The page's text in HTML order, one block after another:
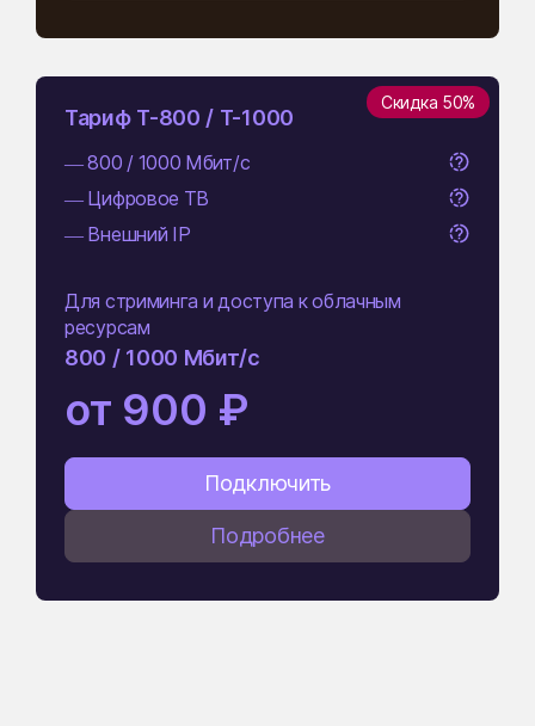
Скидка 50%
Тариф Т-800 / T-1000
— 800 / 1000 Мбит/с
— Цифровое ТВ
— Внешний IP
Для стриминга и доступа к облачным
ресурсам
800 / 1000 Мбит/с
от 900 ₽
Подключить
Подробнее